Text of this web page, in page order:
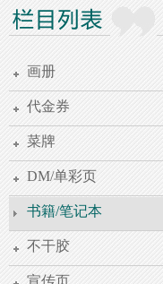
画册
代金券
菜牌
DM/单彩页
书籍/笔记本
不干胶
宣传页